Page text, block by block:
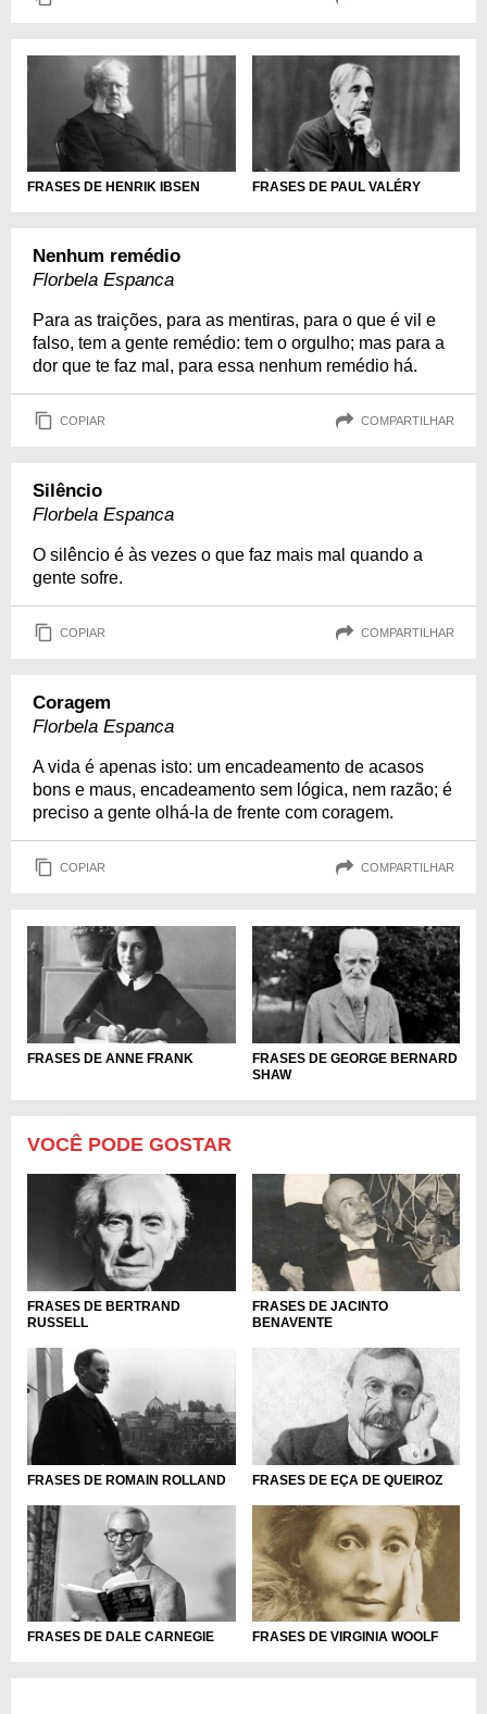
FRASES DE HENRIK IBSEN FRASES DE PAUL VALÉRY
Nenhum remédio
Florbela Espanca
Para as traições, para as mentiras, para o que é vil e
falso, tem a gente remédio: tem o orgulho; mas para a
dor que te faz mal, para essa nenhum remédio há.
COPIAR COMPARTILHAR
Silêncio
Florbela Espanca
O silêncio é às vezes o que faz mais mal quando a
gente sofre.
COPIAR COMPARTILHAR
Coragem
Florbela Espanca
A vida é apenas isto: um encadeamento de acasos
bons e maus, encadeamento sem lógica, nem razão; é
preciso a gente olhá-la de frente com coragem.
COPIAR COMPARTILHAR
FRASES DE ANNE FRANK
FRASES DE GEORGE BERNARD
SHAW
VOCÊ PODE GOSTAR
FRASES DE BERTRAND
RUSSELL
FRASES DE JACINTO
BENAVENTE
FRASES DE ROMAIN ROLLAND FRASES DE EÇA DE QUEIROZ
FRASES DE DALE CARNEGIE FRASES DE VIRGINIA WOOLF